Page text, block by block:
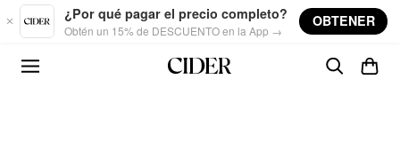
Skip to main content
¿Por qué pagar el precio completo?
Obtén un 15% de DESCUENTO en la App →
OBTENER